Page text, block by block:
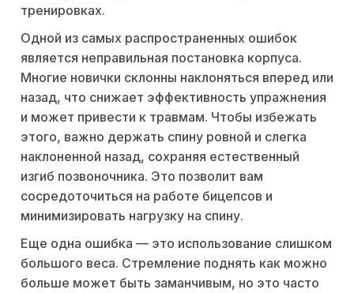
тренировках.
Одной из самых распространенных ошибок
является неправильная постановка корпуса.
Многие новички склонны наклоняться вперед или
назад, что снижает эффективность упражнения
и может привести к травмам. Чтобы избежать
этого, важно держать спину ровной и слегка
наклоненной назад, сохраняя естественный
изгиб позвоночника. Это позволит вам
сосредоточиться на работе бицепсов и
минимизировать нагрузку на спину.
Еще одна ошибка — это использование слишком
большого веса. Стремление поднять как можно
больше может быть заманчивым, но это часто